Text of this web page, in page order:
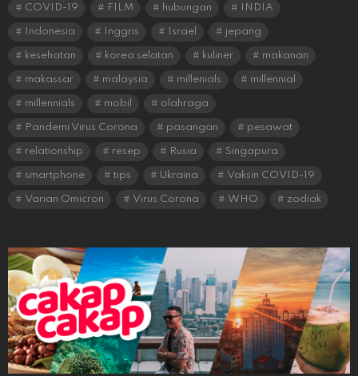
COVID-19 FILM hubungan INDIA
Indonesia Inggris Israel jepang
kesehatan korea selatan kuliner makanan
makassar malaysia millenials millennial
millennials mobil olahraga
Pandemi Virus Corona pasangan pesawat
relationship resep Rusia Singapura
smartphone tips Ukraina Vaksin COVID-19
Varian Omicron Virus Corona WHO zodiak